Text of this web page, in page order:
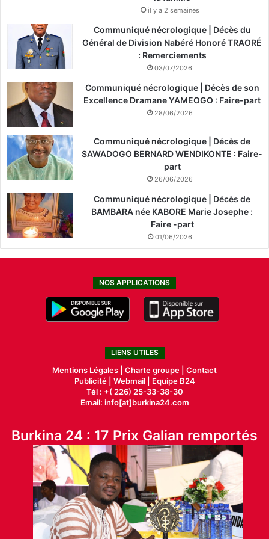
il y a 2 semaines
Communiqué nécrologique | Décès du
Général de Division Nabéré Honoré TRAORÉ
: Remerciements
03/07/2026
Communiqué nécrologique | Décès de son
Excellence Dramane YAMEOGO : Faire-part
28/06/2026
Communiqué nécrologique | Décès de
SAWADOGO BERNARD WENDIKONTE : Faire-
part
26/06/2026
Communiqué nécrologique | Décès de
BAMBARA née KABORE Marie Josephe :
Faire -part
01/06/2026
NOS APPLICATIONS
LIENS UTILES
Mentions Légales | Charte groupe | Contact
Publicité| Webmail |
Equipe B24
Tél : +( 226) 25-33-38-30
Email: info[at]burkina24.com
Burkina 24 : 17 Prix Galian remportés